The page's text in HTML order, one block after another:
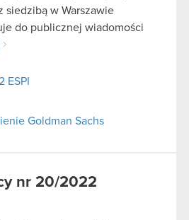
siedzibą w Warszawie
do publicznej wiadomości
ESPI
Goldman Sachs
nr 20/2022